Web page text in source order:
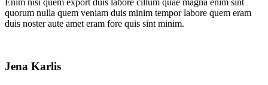
quorum nulla quem veniam duis minim tempor labore quem eram
duis noster aute amet eram fore quis sint minim.
Jena Karlis